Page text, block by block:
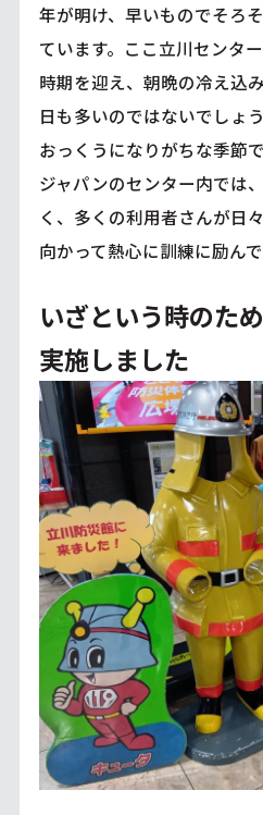
年が明け、早いものでそろ
ています。ここ立川センタ
時期を迎え、朝晩の冷え込
日も多いのではないでしょ
おっくうになりがちな季節
ジャパンのセンター内では
く、多くの利用者さんが日
向かって熱心に訓練に励んで
いざという時のた
実施しました